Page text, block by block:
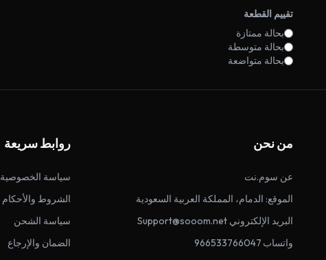
تقييم القطعة
بحالة ممتازة
بحالة متوسطة
بحالة متواضعة
من نحن
عن سوم.نت
الموقع: الدمام، المملكة العربية السعودية
البريد الإلكتروني Support@sooom.net
واتساب 966533766047
روابط سريعة
سياسة الخصوصية
الشروط والأحكام
سياسة الشحن
الضمان والإرجاع